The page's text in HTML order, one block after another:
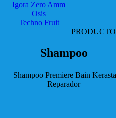
Igora Zero Amm
Osis
Techno Fruit
PRODUCTO
Shampoo